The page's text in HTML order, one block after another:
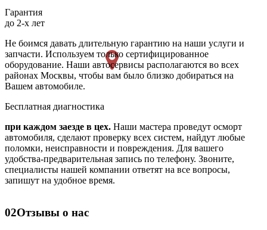
Гарантия
до 2-х лет
Не боимся давать длительную гарантию на наши услуги и
запчасти. Используем только сертифицированное
оборудование. Наши автосервисы располагаются во всех
районах Москвы, чтобы вам было близко добираться на
Вашем автомобиле.
Бесплатная диагностика
при каждом заезде в цех. Наши мастера проведут осморт
автомобиля, сделают проверку всех систем, найдут любые
поломки, неисправности и повреждения. Для вашего
удобства-предварительная запись по телефону. Звоните,
специалисты нашей компании ответят на все вопросы,
запишут на удобное время.
02Отзывы о нас